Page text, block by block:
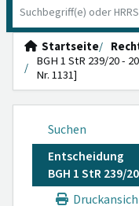
Startseite
BGH 1 StR 239/20 -
Nr. 1131]
Suchen
Entscheidung
BGH 1 StR 239/